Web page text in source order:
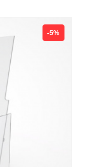
-5%